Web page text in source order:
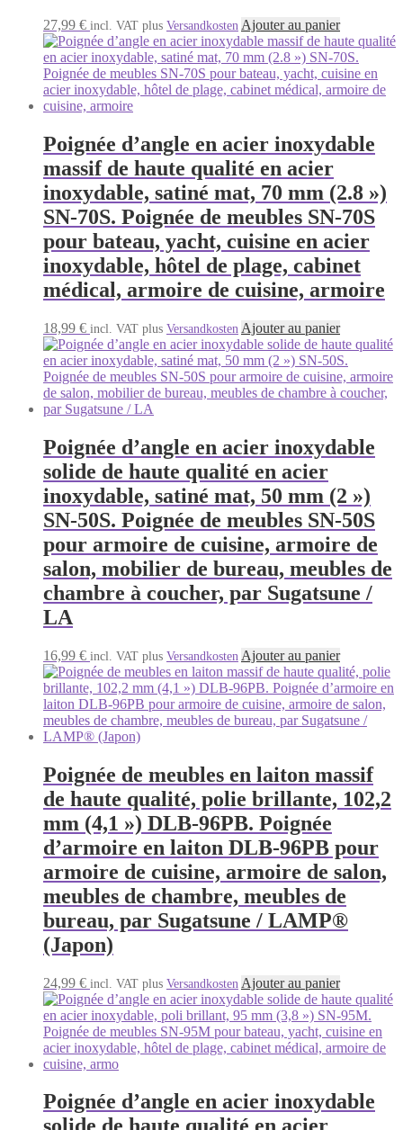
27,99 € incl. VAT plus Versandkosten Ajouter au panier
Poignée d’angle en acier inoxydable
massif de haute qualité en acier
inoxydable, satiné mat, 70 mm (2.8 »)
SN-70S. Poignée de meubles SN-70S
pour bateau, yacht, cuisine en acier
inoxydable, hôtel de plage, cabinet
médical, armoire de cuisine, armoire
18,99 € incl. VAT plus Versandkosten Ajouter au panier
Poignée d’angle en acier inoxydable
solide de haute qualité en acier
inoxydable, satiné mat, 50 mm (2 »)
SN-50S. Poignée de meubles SN-50S
pour armoire de cuisine, armoire de
salon, mobilier de bureau, meubles de
chambre à coucher, par Sugatsune /
LA
16,99 € incl. VAT plus Versandkosten Ajouter au panier
Poignée de meubles en laiton massif
de haute qualité, polie brillante, 102,2
mm (4,1 ») DLB-96PB. Poignée
d’armoire en laiton DLB-96PB pour
armoire de cuisine, armoire de salon,
meubles de chambre, meubles de
bureau, par Sugatsune / LAMP®
(Japon)
24,99 € incl. VAT plus Versandkosten Ajouter au panier
Poignée d’angle en acier inoxydable